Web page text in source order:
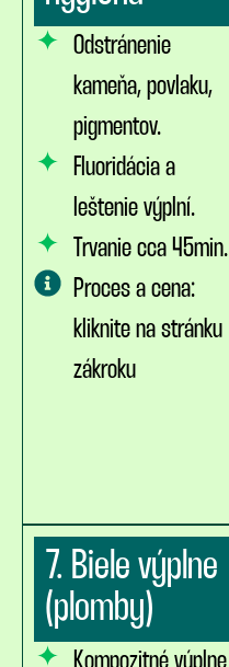
Odstránenie
kameňa, povlaku,
pigmentov.
Fluoridácia a
leštenie výplní.
Trvanie cca 45min.
Proces a cena:
kliknite na stránku
zákroku
7. Biele výplne
(plomby)